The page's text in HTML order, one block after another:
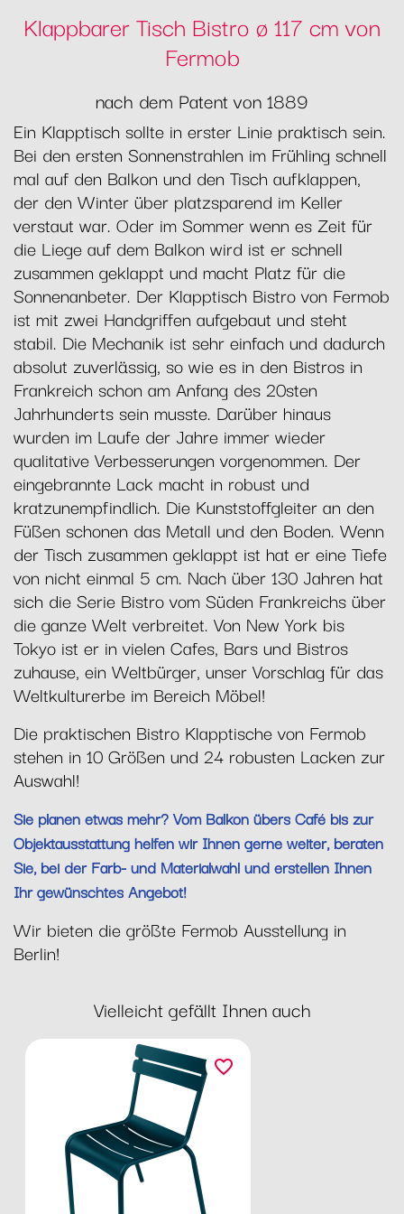
Klappbarer Tisch Bistro ø 117 cm von
Fermob
nach dem Patent von 1889
Ein Klapptisch sollte in erster Linie praktisch sein.
Bei den ersten Sonnenstrahlen im Frühling schnell
mal auf den Balkon und den Tisch aufklappen,
der den Winter über platzsparend im Keller
verstaut war. Oder im Sommer wenn es Zeit für
die Liege auf dem Balkon wird ist er schnell
zusammen geklappt und macht Platz für die
Sonnenanbeter. Der Klapptisch Bistro von Fermob
ist mit zwei Handgriffen aufgebaut und steht
stabil. Die Mechanik ist sehr einfach und dadurch
absolut zuverlässig, so wie es in den Bistros in
Frankreich schon am Anfang des 20sten
Jahrhunderts sein musste. Darüber hinaus
wurden im Laufe der Jahre immer wieder
qualitative Verbesserungen vorgenommen. Der
eingebrannte Lack macht in robust und
kratzunempfindlich. Die Kunststoffgleiter an den
Füßen schonen das Metall und den Boden. Wenn
der Tisch zusammen geklappt ist hat er eine Tiefe
von nicht einmal 5 cm. Nach über 130 Jahren hat
sich die Serie Bistro vom Süden Frankreichs über
die ganze Welt verbreitet. Von New York bis
Tokyo ist er in vielen Cafes, Bars und Bistros
zuhause, ein Weltbürger, unser Vorschlag für das
Weltkulturerbe im Bereich Möbel!
Die praktischen Bistro Klapptische von Fermob
stehen in 10 Größen und 24 robusten Lacken zur
Auswahl!
Sie planen etwas mehr? Vom Balkon übers Café bis zur
Objektausstattung helfen wir Ihnen gerne weiter, beraten
Sie, bei der Farb- und Materialwahl und erstellen Ihnen
Ihr gewünschtes Angebot!
Wir bieten die größte Fermob Ausstellung in
Berlin!
Vielleicht gefällt Ihnen auch
favorite_border